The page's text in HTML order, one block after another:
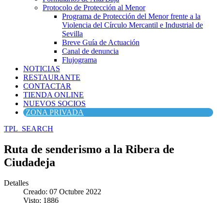
Protocolo de Protección al Menor
Programa de Protección del Menor frente a la
Violencia del Círculo Mercantil e Industrial de
Sevilla
Breve Guía de Actuación
Canal de denuncia
Flujograma
NOTICIAS
RESTAURANTE
CONTACTAR
TIENDA ONLINE
NUEVOS SOCIOS
ZONA PRIVADA
TPL_SEARCH
Ruta de senderismo a la Ribera de
Ciudadeja
Detalles
Creado: 07 Octubre 2022
Visto: 1886